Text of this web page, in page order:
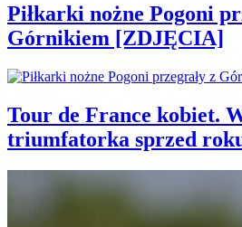
Piłkarki nożne Pogoni
Górnikiem [ZDJĘCIA]
Tour de France kobiet.
triumfatorka sprzed